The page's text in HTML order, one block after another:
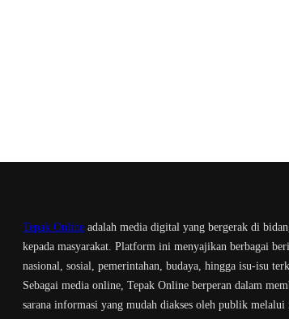
Tepak Online adalah media digital yang bergerak di
kepada masyarakat. Platform ini menyajikan berbagai
nasional, sosial, pemerintahan, budaya, hingga isu-isu
Sebagai media online, Tepak Online berperan dalam
sarana informasi yang mudah diakses oleh publik melalui